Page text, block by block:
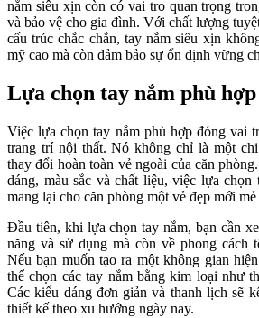
nắm siêu xịn còn có vai tro quan trọng
và bảo vệ cho gia đình. Với chất lượng
cấu trúc chắc chắn, tay nắm siêu xịn
mỹ cao mà còn đảm bảo sự ổn định vững
Lựa chọn tay nắm phù hợp
Việc lựa chọn tay nắm phù hợp đóng vai
trang trí nội thất. Nó không chỉ là một
thay đổi hoàn toàn vẻ ngoài của căn
dáng, màu sắc và chất liệu, việc lựa chọn
mang lại cho căn phòng một vẻ đẹp mới
Đầu tiên, khi lựa chọn tay nắm, bạn cần
năng và sử dụng mà còn về phong cách
Nếu bạn muốn tạo ra một không gian
thể chọn các tay nắm bằng kim loại như
Các kiểu dáng đơn giản và thanh lịch sẽ
thiết kế theo xu hướng ngày nay.